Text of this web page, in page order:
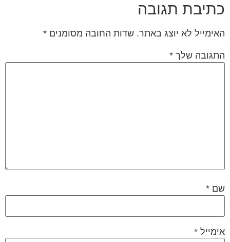
תגובה
לא יוצג באתר. שדות החובה מסומנים*
שלך*
*
*